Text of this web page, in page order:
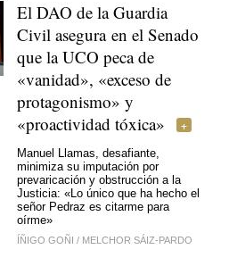
El DAO de la Guardia
Civil asegura en el Senado
que la UCO peca de
«vanidad», «exceso de
protagonismo» y
«proactividad tóxica»
Manuel Llamas, desafiante,
minimiza su imputación por
prevaricación y obstrucción a la
Justicia: «Lo único que ha hecho el
señor Pedraz es citarme para
oírme»
ÍÑIGO GOÑI / MELCHOR SÁIZ-PARDO